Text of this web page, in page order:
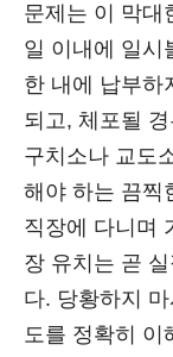
문제는 이 막대
일 이내에 일시
한 내에 납부하
되고, 체포될
구치소나 교도
해야 하는 끔찍
직장에 다니며
장 유치는 곧
다. 당황하지
도를 정확히 이